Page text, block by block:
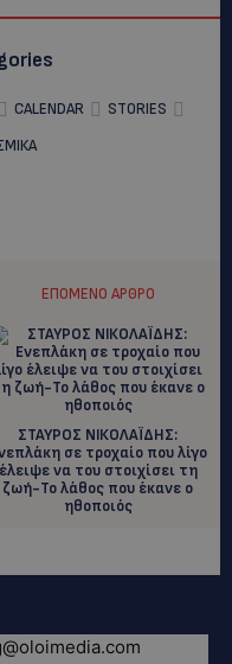
CALENDAR
STORIES
ΕΠΌΜΕΝΟ ΆΡΘΡΟ
ΣΤΑΥΡΟΣ ΝΙΚΟΛΑΪΔΗΣ:
σε τροχαίο που λίγο
έλειψε να του στοιχίσει τη
ζωή-Το λάθος που έκανε ο
ηθοποιός